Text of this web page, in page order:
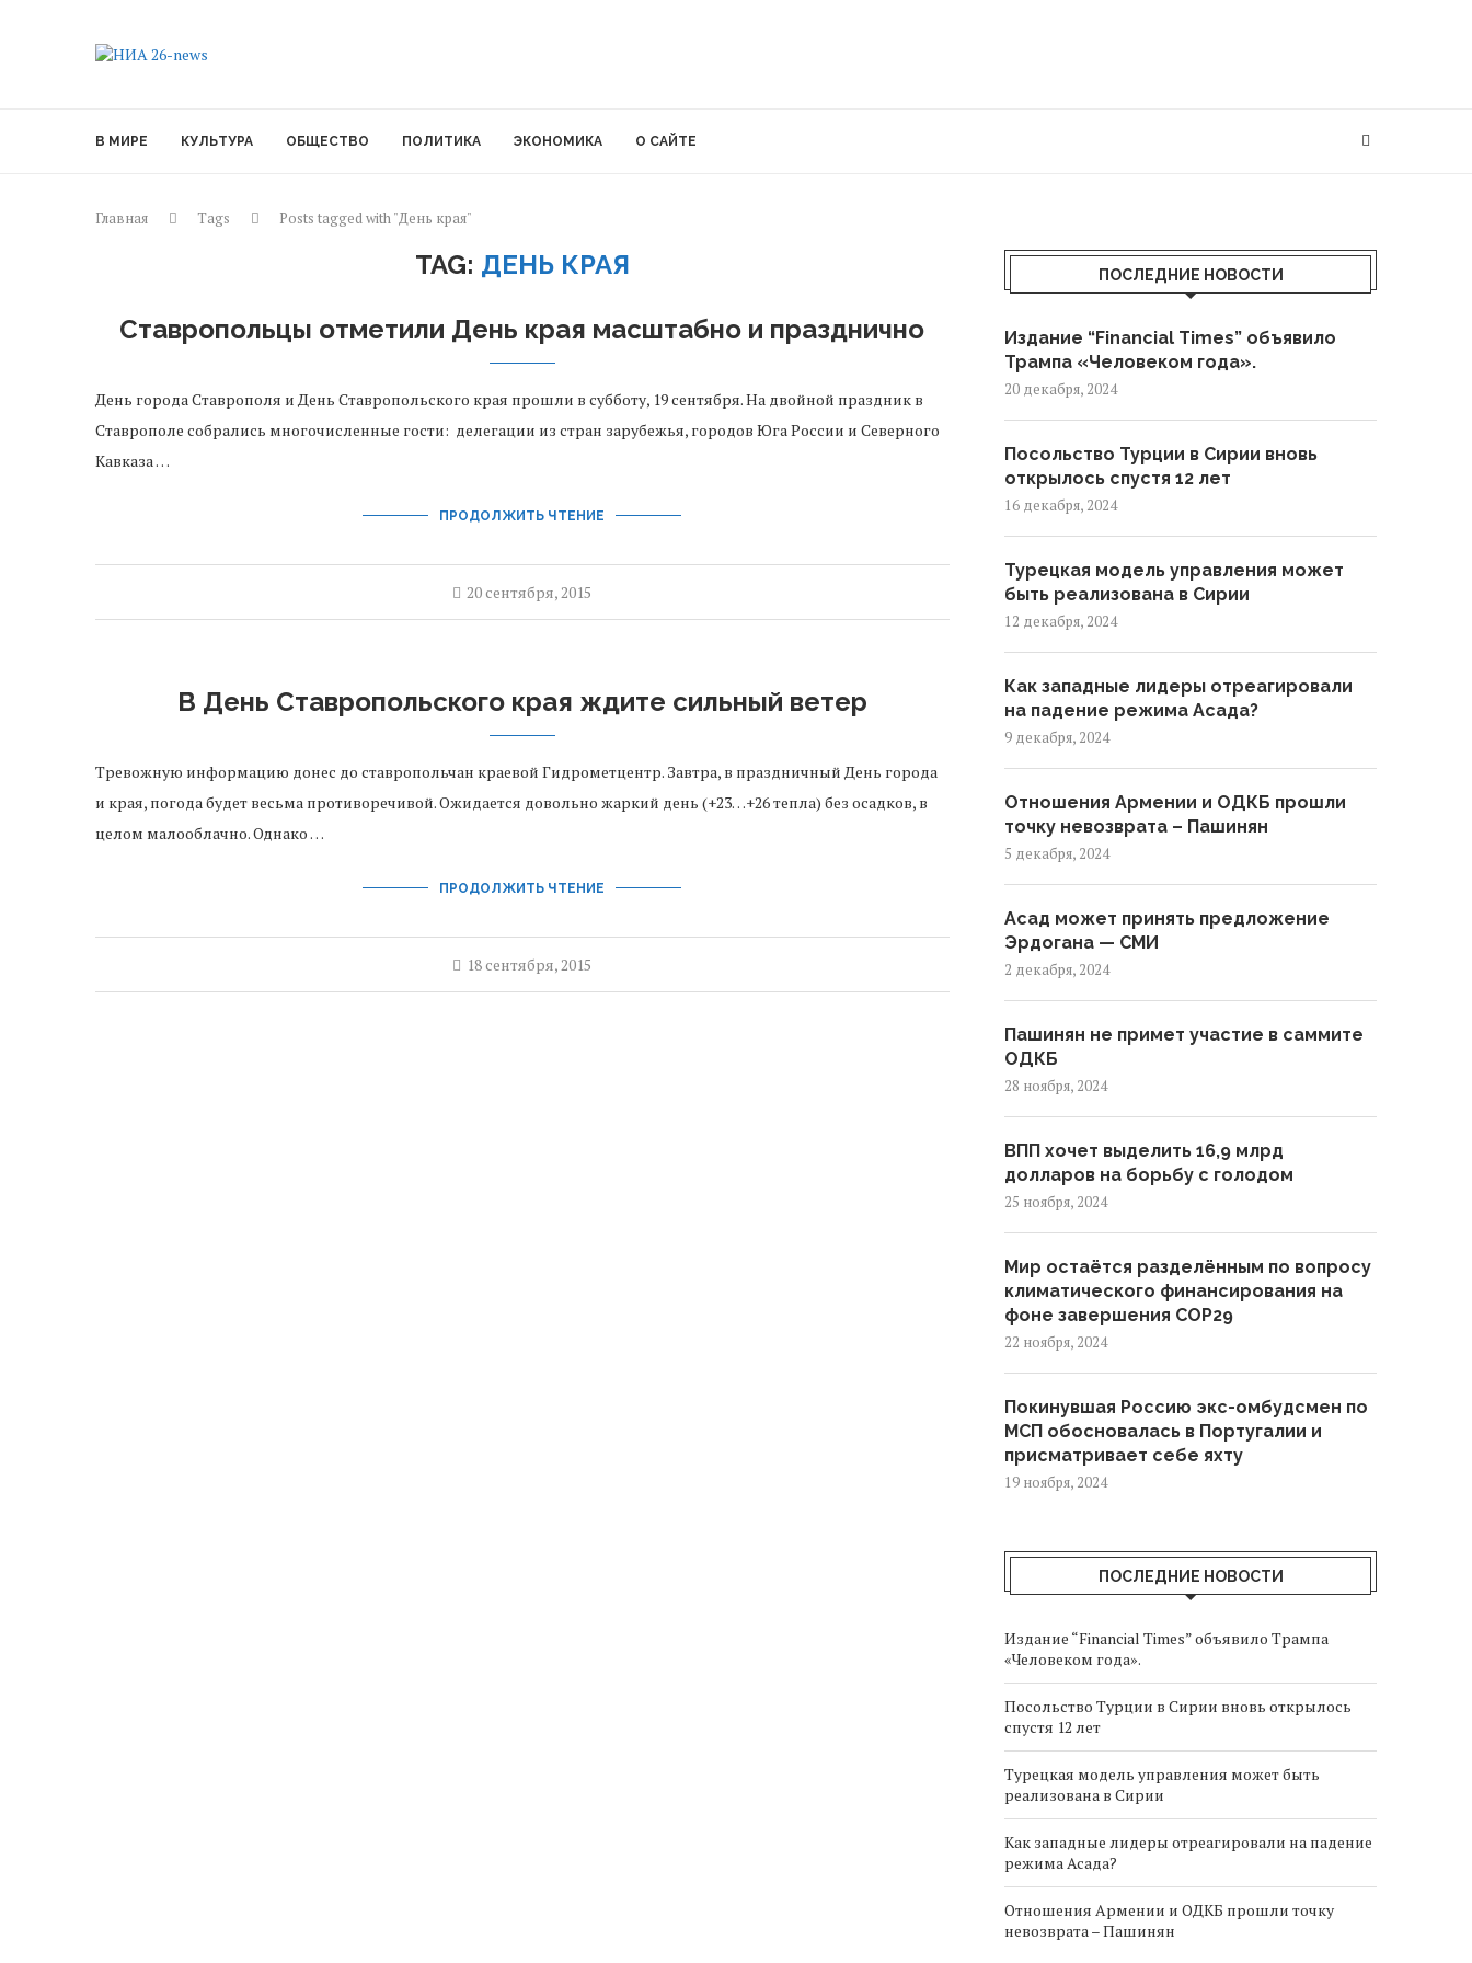
В МИРЕ КУЛЬТУРА ОБЩЕСТВО ПОЛИТИКА ЭКОНОМИКА О САЙТЕ
Главная Tags Posts tagged with "День края"
TAG: ДЕНЬ КРАЯ
Ставропольцы отметили День края масштабно и празднично
День города Ставрополя и День Ставропольского края прошли в субботу, 19 сентября. На двойной праздник в
Ставрополе собрались многочисленные гости: делегации из стран зарубежья, городов Юга России и Северного
Кавказа …
ПРОДОЛЖИТЬ ЧТЕНИЕ
20 сентября, 2015
В День Ставропольского края ждите сильный ветер
Тревожную информацию донес до ставропольчан краевой Гидрометцентр. Завтра, в праздничный День города
и края, погода будет весьма противоречивой. Ожидается довольно жаркий день (+23…+26 тепла) без осадков, в
целом малооблачно. Однако …
ПРОДОЛЖИТЬ ЧТЕНИЕ
18 сентября, 2015
ПОСЛЕДНИЕ НОВОСТИ
Издание “Financial Times” объявило
Трампа «Человеком года».
20 декабря, 2024
Посольство Турции в Сирии вновь
открылось спустя 12 лет
16 декабря, 2024
Турецкая модель управления может
быть реализована в Сирии
12 декабря, 2024
Как западные лидеры отреагировали
на падение режима Асада?
9 декабря, 2024
Отношения Армении и ОДКБ прошли
точку невозврата – Пашинян
5 декабря, 2024
Асад может принять предложение
Эрдогана — СМИ
2 декабря, 2024
Пашинян не примет участие в саммите
ОДКБ
28 ноября, 2024
ВПП хочет выделить 16,9 млрд
долларов на борьбу с голодом
25 ноября, 2024
Мир остаётся разделённым по вопросу
климатического финансирования на
фоне завершения COP29
22 ноября, 2024
Покинувшая Россию экс-омбудсмен по
МСП обосновалась в Португалии и
присматривает себе яхту
19 ноября, 2024
ПОСЛЕДНИЕ НОВОСТИ
Издание “Financial Times” объявило Трампа
«Человеком года».
Посольство Турции в Сирии вновь открылось
спустя 12 лет
Турецкая модель управления может быть
реализована в Сирии
Как западные лидеры отреагировали на падение
режима Асада?
Отношения Армении и ОДКБ прошли точку
невозврата – Пашинян